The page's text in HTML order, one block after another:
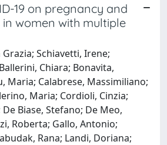
19 on pregnancy and
women with multiple
Schiavetti, Irene;
Chiara; Bonavita,
Maria; Calabrese, Massimiliano;
Maria; Cordioli, Cinzia;
Biase, Stefano; De Meo,
Roberta; Gallo, Antonio;
Rana; Landi, Doriana;